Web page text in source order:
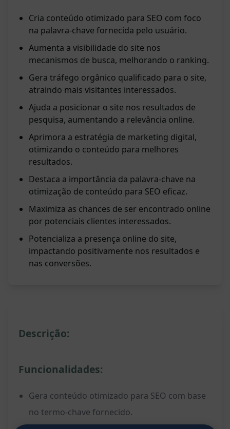
Cria conteúdo otimizado para SEO com foco
na palavra-chave fornecida pelo usuário.
Aumenta a visibilidade do site nos
mecanismos de busca, melhorando o ranking.
Gera tráfego orgânico qualificado para o site,
atraindo mais visitantes interessados.
Ajuda a posicionar o site nos resultados de
pesquisa, aumentando a relevância online.
Aprimora a estratégia de marketing digital,
otimizando o conteúdo para melhores
resultados.
Destaca a importância da palavra-chave na
otimização de conteúdo para SEO eficaz.
Maximiza as chances de ser encontrado online
por potenciais clientes interessados.
Potencializa a presença online do site,
impactando positivamente nos resultados e
nas conversões.
Descrição:
Funcionalidades:
Gera conteúdo otimizado para SEO com base
no termo-chave fornecido.